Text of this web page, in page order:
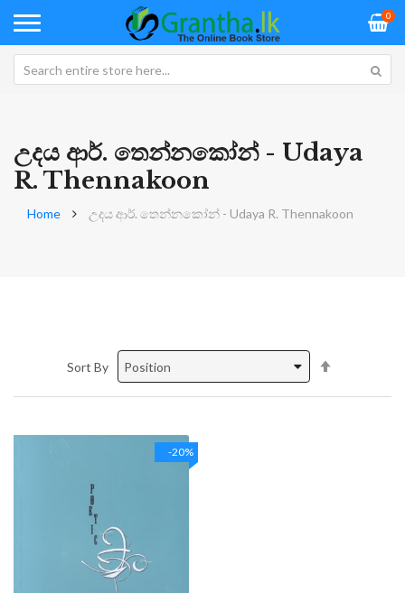
0
උදය ආර්. තෙන්නකෝන් - Udaya
R. Thennakoon
Home උදය ආර්. තෙන්නකෝන් - Udaya R. Thennakoon
Sort By
Direction
-20%